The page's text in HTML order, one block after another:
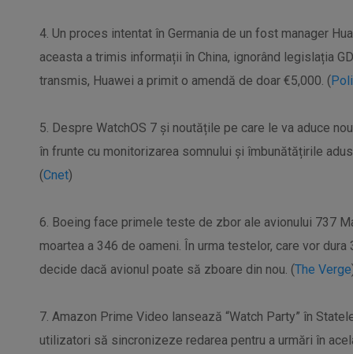
4. Un proces intentat în Germania de un fost manager
aceasta a trimis informații în China, ignorând legislația
transmis, Huawei a primit o amendă de doar €5,000. (
5. Despre WatchOS 7 și noutățile pe care le va aduce
în frunte cu monitorizarea somnului și îmbunătățirile
(Cnet)
6. Boeing face primele teste de zbor ale avionului 737
moartea a 346 de oameni. În urma testelor, care vor
decide dacă avionul poate să zboare din nou. (The Verge
7. Amazon Prime Video lansează “Watch Party” în
utilizatori să sincronizeze redarea pentru a urmări în